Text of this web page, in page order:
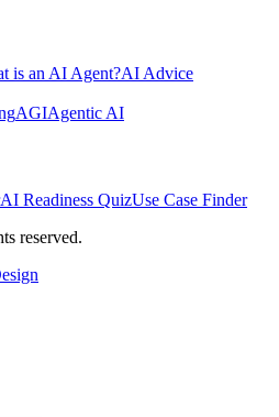
is an AI Agent?AI Advice
AGIAgentic AI
AI Readiness QuizUse Case Finder
reserved.